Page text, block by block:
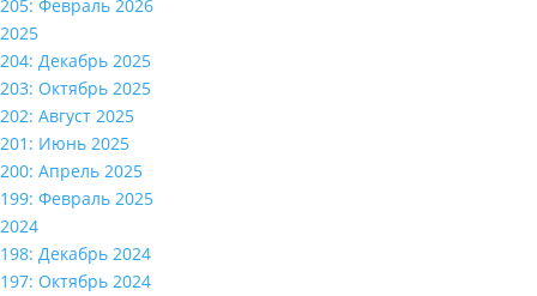
205: Февраль 2026
2025
204: Декабрь 2025
203: Октябрь 2025
202: Август 2025
201: Июнь 2025
200: Апрель 2025
199: Февраль 2025
2024
198: Декабрь 2024
197: Октябрь 2024